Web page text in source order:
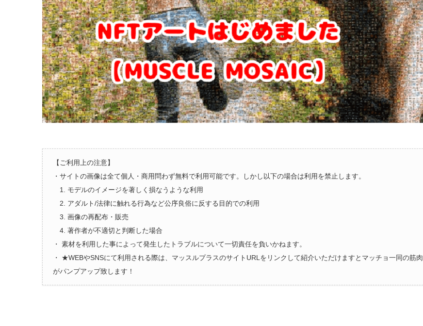
【ご利用上の注意】
・サイトの画像は全て個人・商用問わず無料で利用可能です。しかし以下の場合は利用を禁止します。
1. モデルのイメージを著しく損なうような利用
2. アダルト/法律に触れる行為など公序良俗に反する目的での利用
3. 画像の再配布・販売
4. 著作者が不適切と判断した場合
・ 素材を利用した事によって発生したトラブルについて一切責任を負いかねます。
・ ★WEBやSNSにて利用される際は、マッスルプラスのサイトURLをリンクして紹介いただけますとマッチョ一同の筋肉
がパンプアップ致します！